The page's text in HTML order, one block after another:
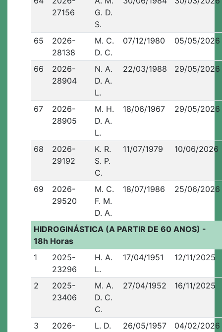
27156
G. D.
S.
65
2026-
28138
M. C.
D. C.
07/12/1980 05/05/2026
66
2026-
28904
N. A.
D. A.
L.
22/03/1988 29/05/2026
67
2026-
28905
M. H.
D. A.
L.
18/06/1967 29/05/2026
68
2026-
29192
K. R.
S. P.
C.
11/07/1979 10/06/2026
69
2026-
29520
M. C.
F. M.
D. A.
18/07/1986 25/06/2026
HIDROGINÁSTICA (A PARTIR DE 60 ANOS) -
18h Horas
1
2025-
23296
H. A.
L.
17/04/1951 12/11/2025
2
2025-
23406
M. A.
D. C.
C.
27/04/1952 16/11/2025
3
2026-
L. D.
26/05/1957 04/02/2026